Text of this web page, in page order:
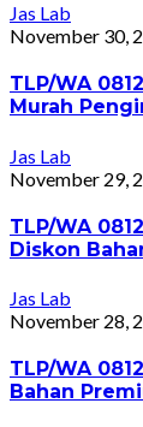
Jas Lab
November 30,
TLP/WA
Murah
Jas Lab
November 29,
TLP/WA
Diskon
Jas Lab
November 28,
TLP/WA
Bahan